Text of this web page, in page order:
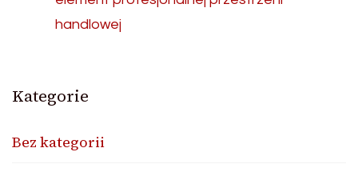
handlowej
Kategorie
Bez kategorii